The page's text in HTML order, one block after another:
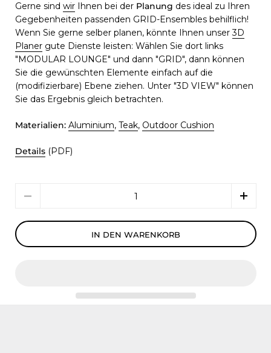
Gerne sind wir Ihnen bei der Planung des ideal zu Ihren
Gegebenheiten passenden GRID-Ensembles behilflich!
Wenn Sie gerne selber planen, könnte Ihnen unser 3D
Planer gute Dienste leisten: Wählen Sie dort links
"MODULAR LOUNGE" und dann "GRID", dann können
Sie die gewünschten Elemente einfach auf die
(modifizierbare) Ebene ziehen. Unter "3D VIEW" können
Sie das Ergebnis gleich betrachten.
Materialien: Aluminium, Teak, Outdoor Cushion
Details (PDF)
IN DEN WARENKORB